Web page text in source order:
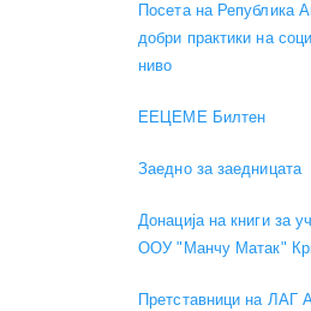
Посета на Република
добри практики на
ниво
EEЦЕМЕ Билтен
Заедно за заедницата
Донација на книги за
ООУ "Манчу Матак"
Претставници на